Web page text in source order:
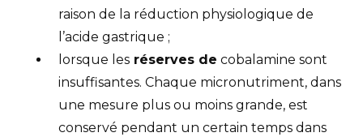
raison de la réduction physiologique de
l’acide gastrique ;
lorsque les réserves de cobalamine sont
insuffisantes. Chaque micronutriment, dans
une mesure plus ou moins grande, est
conservé pendant un certain temps dans